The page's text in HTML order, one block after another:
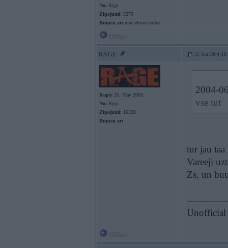
No: Rīga
Ziņojumi: 5279
Braucu ar: nine eleven turbo
RAGE 12. Jun 2004,
Kopš: 26. May 2003
No: Rīga
Ziņojumi: 16328
Braucu ar:
2004-
vse tut
tur jau
Vareeji
Zs, un
Unofficial